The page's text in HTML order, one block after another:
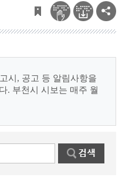
보
기
시, 공고 등 알림사항을
. 부천시 시보는 매주 월